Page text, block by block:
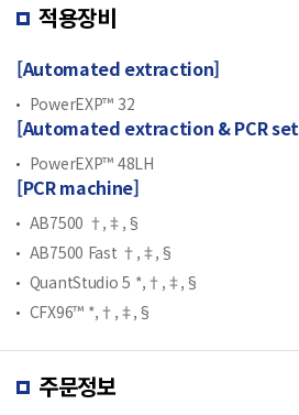
적용장비
[Automated extraction]
PowerEXP™ 32
[Automated extraction & PCR
PowerEXP™ 48LH
[PCR machine]
AB7500 †,‡,§
AB7500 Fast †,‡,§
QuantStudio 5 *,†,‡,§
CFX96™ *,†,‡,§
주문정보